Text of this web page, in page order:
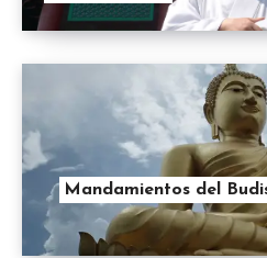
Mandamientos del